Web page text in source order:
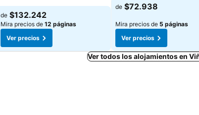
de $132.242
Mira precios de 12 páginas
Ver precios
de $72.938
Mira precios de 5 páginas
Ver precios
Ver todos los alojamientos en